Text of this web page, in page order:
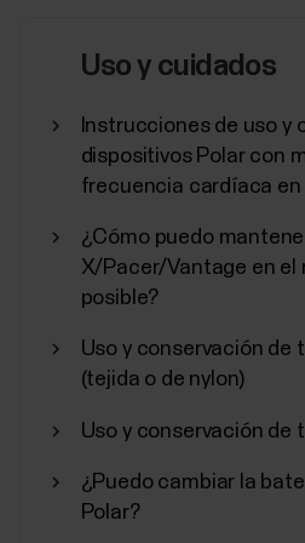
un entrenador personal
está equipado para adaptarse
distintos estados de forma
Cómo deshabilitar el
energía para las
Polar Flow Android
Es posible que tengas que
de la app Polar Flow/Beat en
tienes alguno de los
Uso y cuidados
Instrucciones de uso y
dispositivos Polar con
frecuencia cardíaca en
¿Cómo puedo
X/Pacer/Vantage en el
posible?
Uso y conservación de
(tejida o de nylon)
Uso y conservación de
¿Puedo cambiar la
Polar?